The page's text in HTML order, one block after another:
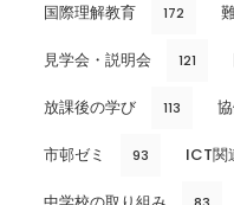
国際理解教育 172
見学会・説明会 121
放課後の学び 113
市邨ゼミ 93 ICT関